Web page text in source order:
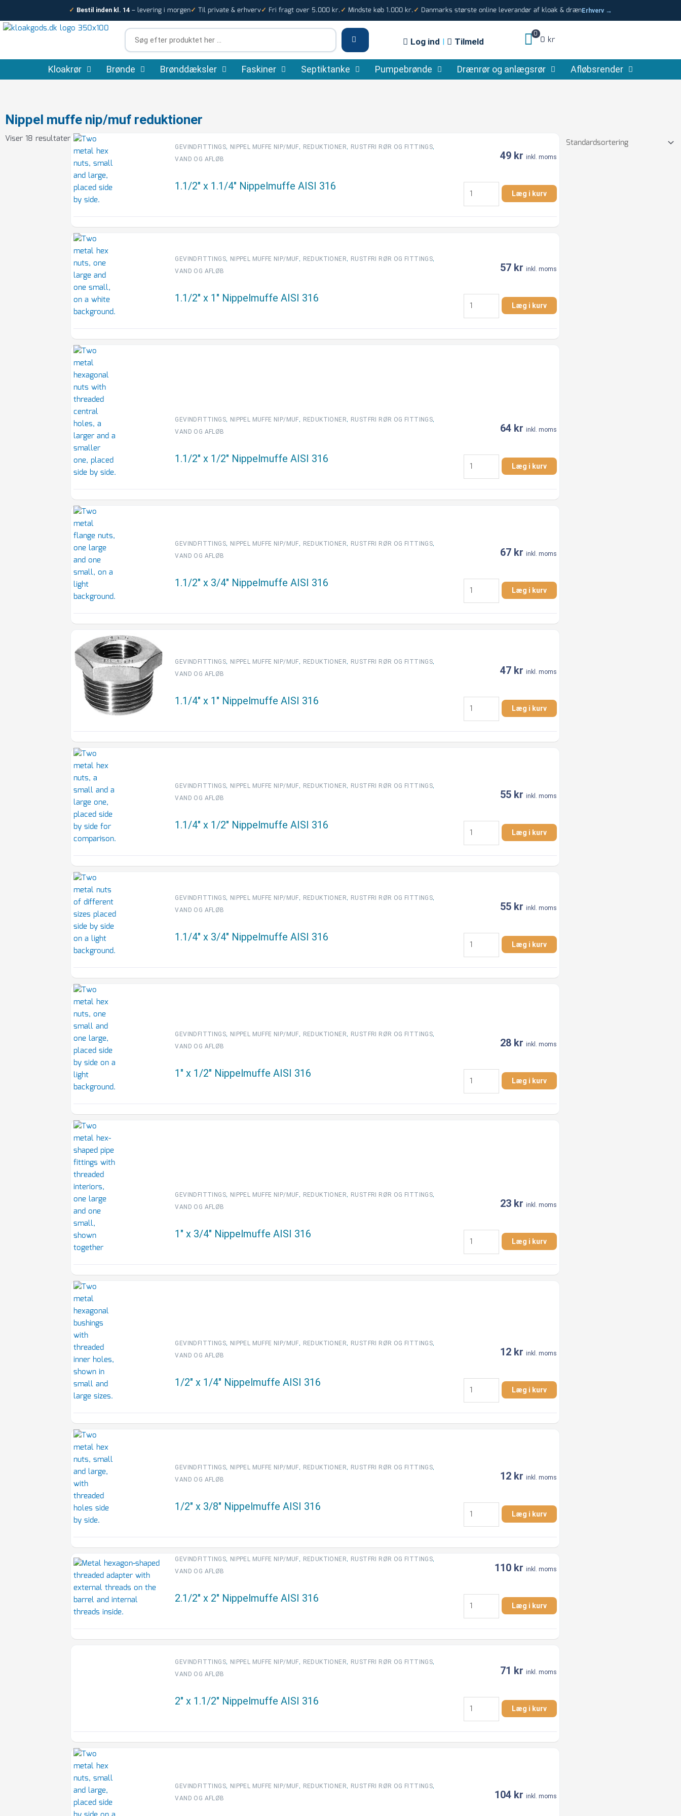
til
indholdet
✓ Bestil inden kl. 14 – levering i morgen✓ Til private & erhverv✓ Fri fragt over 5.000 kr. ✓ Mindste køb 1.000 kr. ✓ Danmarks største online leverandør af kloak & drænErhverv →
Søg
efter
produktet
her
…
Log ind | Tilmeld
0
0 kr
Kloakrør Brønde Brønddæksler Faskiner Septiktanke Pumpebrønde Drænrør og anlægsrør Afløbsrender
Nippel muffe nip/muf reduktioner
Viser 18 resultater
GEVINDFITTINGS, NIPPEL MUFFE NIP/MUF, REDUKTIONER, RUSTFRI RØR OG FITTINGS,
VAND OG AFLØB
1.1/2″ x 1.1/4″ Nippelmuffe AISI 316
49 kr inkl. moms
Læg i kurv
GEVINDFITTINGS, NIPPEL MUFFE NIP/MUF, REDUKTIONER, RUSTFRI RØR OG FITTINGS,
VAND OG AFLØB
1.1/2″ x 1″ Nippelmuffe AISI 316
57 kr inkl. moms
Læg i kurv
GEVINDFITTINGS, NIPPEL MUFFE NIP/MUF, REDUKTIONER, RUSTFRI RØR OG FITTINGS,
VAND OG AFLØB
1.1/2″ x 1/2″ Nippelmuffe AISI 316
64 kr inkl. moms
Læg i kurv
GEVINDFITTINGS, NIPPEL MUFFE NIP/MUF, REDUKTIONER, RUSTFRI RØR OG FITTINGS,
VAND OG AFLØB
1.1/2″ x 3/4″ Nippelmuffe AISI 316
67 kr inkl. moms
Læg i kurv
GEVINDFITTINGS, NIPPEL MUFFE NIP/MUF, REDUKTIONER, RUSTFRI RØR OG FITTINGS,
VAND OG AFLØB
1.1/4″ x 1″ Nippelmuffe AISI 316
47 kr inkl. moms
Læg i kurv
GEVINDFITTINGS, NIPPEL MUFFE NIP/MUF, REDUKTIONER, RUSTFRI RØR OG FITTINGS,
VAND OG AFLØB
1.1/4″ x 1/2″ Nippelmuffe AISI 316
55 kr inkl. moms
Læg i kurv
GEVINDFITTINGS, NIPPEL MUFFE NIP/MUF, REDUKTIONER, RUSTFRI RØR OG FITTINGS,
VAND OG AFLØB
1.1/4″ x 3/4″ Nippelmuffe AISI 316
55 kr inkl. moms
Læg i kurv
GEVINDFITTINGS, NIPPEL MUFFE NIP/MUF, REDUKTIONER, RUSTFRI RØR OG FITTINGS,
VAND OG AFLØB
1″ x 1/2″ Nippelmuffe AISI 316
28 kr inkl. moms
Læg i kurv
GEVINDFITTINGS, NIPPEL MUFFE NIP/MUF, REDUKTIONER, RUSTFRI RØR OG FITTINGS,
VAND OG AFLØB
1″ x 3/4″ Nippelmuffe AISI 316
23 kr inkl. moms
Læg i kurv
GEVINDFITTINGS, NIPPEL MUFFE NIP/MUF, REDUKTIONER, RUSTFRI RØR OG FITTINGS,
VAND OG AFLØB
1/2″ x 1/4″ Nippelmuffe AISI 316
12 kr inkl. moms
Læg i kurv
GEVINDFITTINGS, NIPPEL MUFFE NIP/MUF, REDUKTIONER, RUSTFRI RØR OG FITTINGS,
VAND OG AFLØB
1/2″ x 3/8″ Nippelmuffe AISI 316
12 kr inkl. moms
Læg i kurv
GEVINDFITTINGS, NIPPEL MUFFE NIP/MUF, REDUKTIONER, RUSTFRI RØR OG FITTINGS,
VAND OG AFLØB
2.1/2″ x 2″ Nippelmuffe AISI 316
110 kr inkl. moms
Læg i kurv
GEVINDFITTINGS, NIPPEL MUFFE NIP/MUF, REDUKTIONER, RUSTFRI RØR OG FITTINGS,
VAND OG AFLØB
2″ x 1.1/2″ Nippelmuffe AISI 316
71 kr inkl. moms
Læg i kurv
GEVINDFITTINGS, NIPPEL MUFFE NIP/MUF, REDUKTIONER, RUSTFRI RØR OG FITTINGS,
VAND OG AFLØB 104 kr inkl. moms